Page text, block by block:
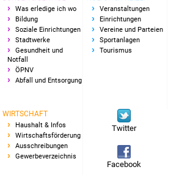
Europaweite
Ausschreibung
Ausschreibung
Gewerbeverzeichnis
Gewerbe - Selbsteintrag
Was erledige ich wo
Bildung
Soziale Einrichtungen
Stadtwerke
Gesundheit und
Notfall
ÖPNV
Abfall und Entsorgung
Veranstaltungen
Einrichtungen
Vereine und Parteien
Sportanlagen
Tourismus
WIRTSCHAFT
Haushalt & Infos
Wirtschaftsförderung
Ausschreibungen
Gewerbeverzeichnis
Twitter
Facebook